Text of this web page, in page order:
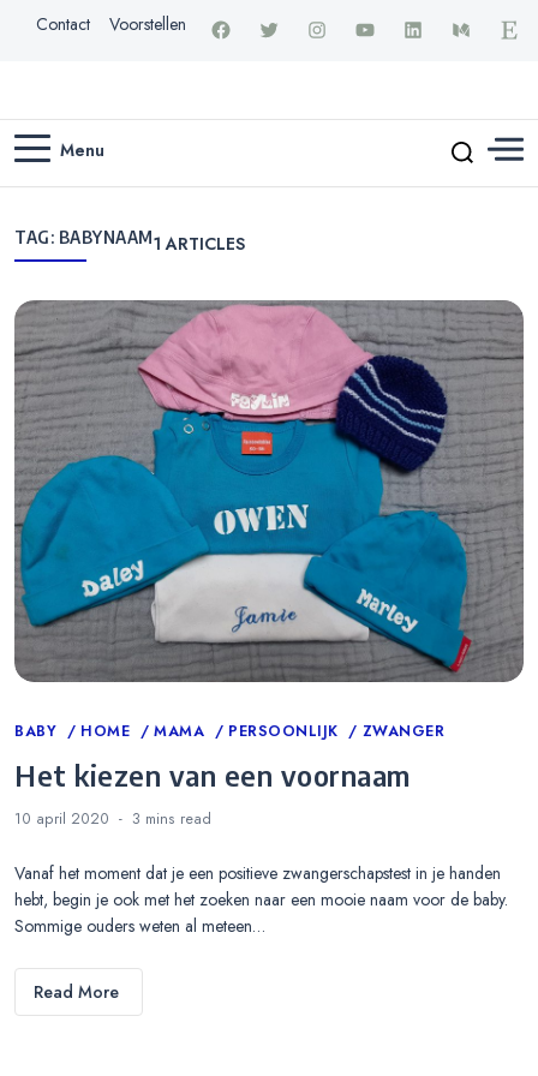
Contact Voorstellen
Menu
TAG: BABYNAAM1 ARTICLES
Categories
BABY HOME MAMA PERSOONLIJK ZWANGER
Het kiezen van een voornaam
10 april 2020 3 mins read
Vanaf het moment dat je een positieve zwangerschapstest in je handen
hebt, begin je ook met het zoeken naar een mooie naam voor de baby.
Sommige ouders weten al meteen…
Read More